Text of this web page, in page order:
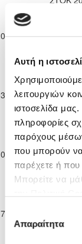
Αυτή η
λειτουργιών
ιστοσελίδα
πληροφορίες
παρόχους
που μπορούν
παρέχετε ή
Μπορείτε να
Επιλογή
συγκατάθεσης
Απαραίτητα
12-2025
ΣΤΟΚ
01-2026
ΣΤΟΚ
01-2026
ΣΤΟΚ
01-2026